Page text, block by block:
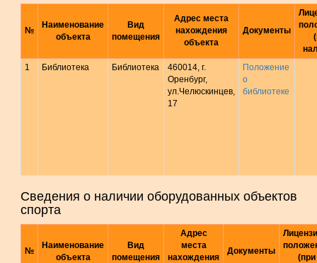
№
Наименование
объекта
Вид
помещения
Адрес места
нахождения
объекта
Документы
1
Библиотека Библиотека
460014, г.
Оренбург,
ул.Челюскинцев,
17
Положение
о
библиотеке
Сведения о наличии оборудованных объектов
спорта
№
Наименование
объекта
Вид
помещения
Адрес
места
нахождения
Документы
(при